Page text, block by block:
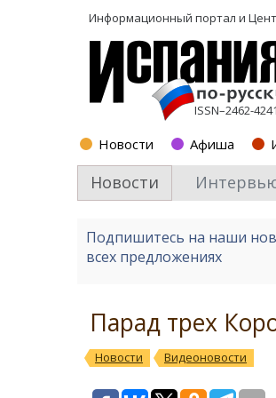
Информационный портал и
ISSN–2462-4241
Новости Афиша
Новости
Подпишитесь на наши
всех предложениях
Парад трех
Новости Видеоновости